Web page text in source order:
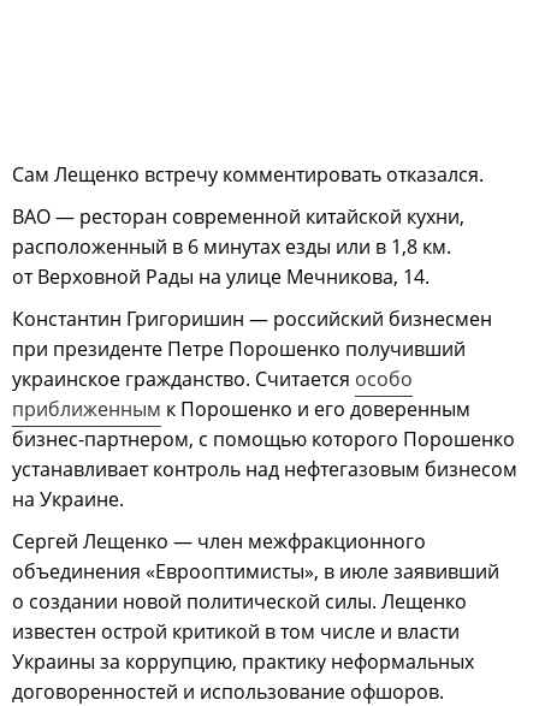
Сам Лещенко встречу комментировать отказался.
BAO — ресторан современной китайской кухни,
расположенный в 6 минутах езды или в 1,8 км.
от Верховной Рады на улице Мечникова, 14.
Константин Григоришин — российский бизнесмен
при президенте Петре Порошенко получивший
украинское гражданство. Считается особо
приближенным к Порошенко и его доверенным
бизнес-партнером, с помощью которого Порошенко
устанавливает контроль над нефтегазовым бизнесом
на Украине.
Сергей Лещенко — член межфракционного
объединения «Еврооптимисты», в июле заявивший
о создании новой политической силы. Лещенко
известен острой критикой в том числе и власти
Украины за коррупцию, практику неформальных
договоренностей и использование офшоров.